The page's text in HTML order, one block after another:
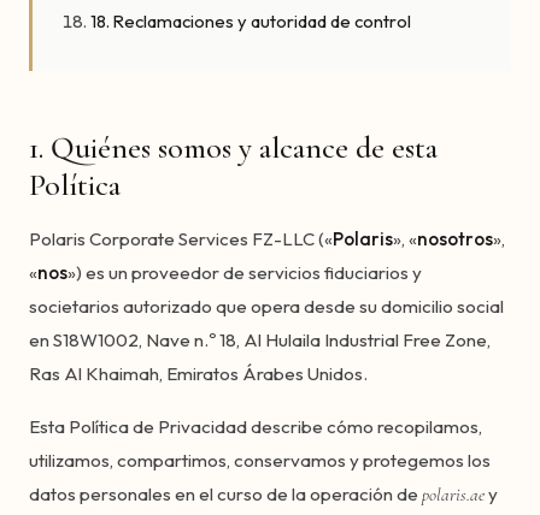
18. Reclamaciones y autoridad de control
1. Quiénes somos y alcance de esta
Política
Polaris Corporate Services FZ-LLC («Polaris», «nosotros»,
«nos») es un proveedor de servicios fiduciarios y
societarios autorizado que opera desde su domicilio social
en S18W1002, Nave n.º 18, Al Hulaila Industrial Free Zone,
Ras Al Khaimah, Emiratos Árabes Unidos.
Esta Política de Privacidad describe cómo recopilamos,
utilizamos, compartimos, conservamos y protegemos los
datos personales en el curso de la operación de polaris.aey